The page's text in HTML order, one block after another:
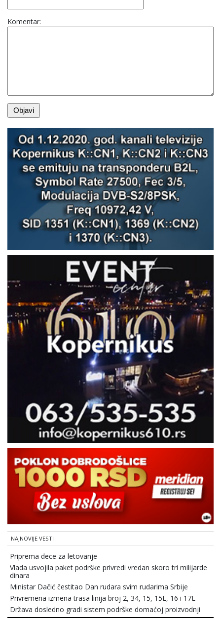
Komentar:
NAJNOVIJE VESTI
Priprema dece za letovanje
Vlada usvojila paket podrške privredi vredan skoro tri milijarde
dinara
Ministar Dačić čestitao Dan rudara svim rudarima Srbije
Privremena izmena trasa linija broj 2, 34, 15, 15L, 16 i 17L
Država dosledno gradi sistem podrške domaćoj proizvodnji